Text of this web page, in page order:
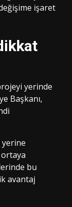
işaret
yerinde
Başkanı,
yerine
bu
avantaj